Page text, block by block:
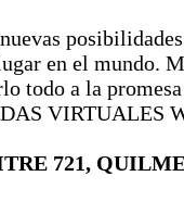
en el mundo.
todo a la
VIRTUALES
721,